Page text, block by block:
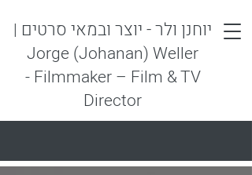
יוחנן ולר - יוצר ובמאי סרטים |
Jorge (Johanan) Weller
- Filmmaker – Film & TV
Director